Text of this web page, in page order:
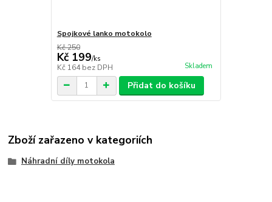
Spojkové lanko motokolo
Kč 250
Kč 199/ks
Kč 164bez DPH Skladem
Přidat do košíku
Zboží zařazeno v kategoriích
Náhradní díly motokola